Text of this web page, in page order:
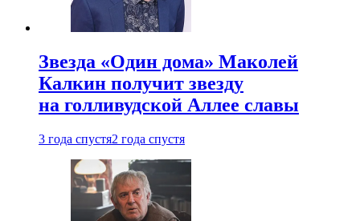
Звезда «Один дома» Маколей
Калкин получит звезду
на голливудской Аллее славы
3 года спустя2 года спустя